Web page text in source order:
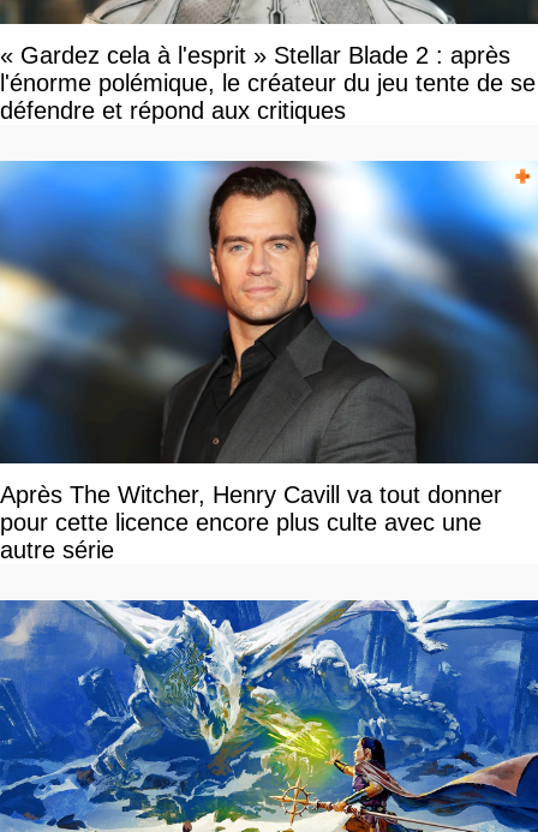
« Gardez cela à l'esprit » Stellar Blade 2 : après
l'énorme polémique, le créateur du jeu tente de se
défendre et répond aux critiques
Après The Witcher, Henry Cavill va tout donner
pour cette licence encore plus culte avec une
autre série